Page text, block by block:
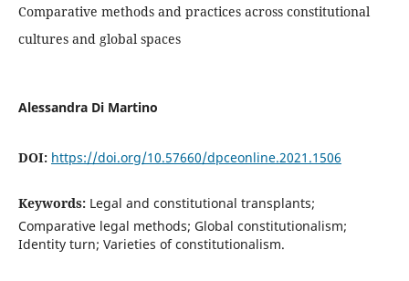
Comparative methods and practices across constitutional
cultures and global spaces
Alessandra Di Martino
DOI: https://doi.org/10.57660/dpceonline.2021.1506
Keywords: Legal and constitutional transplants;
Comparative legal methods; Global constitutionalism;
Identity turn; Varieties of constitutionalism.